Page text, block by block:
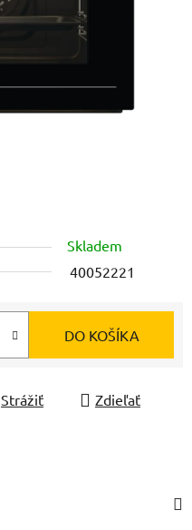
Skladem
40052221
DO KOŠÍKA
Strážiť Zdieľať